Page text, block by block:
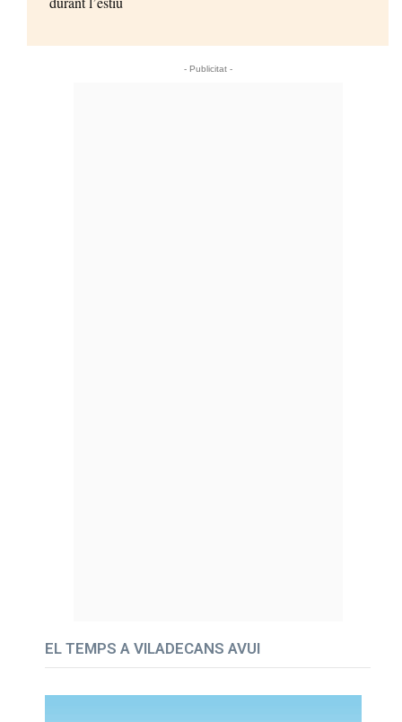
- Publicitat -
EL TEMPS A VILADECANS AVUI